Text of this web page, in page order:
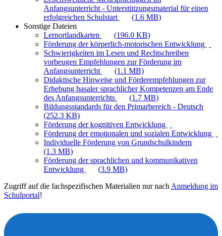
Anfangsunterricht - Unterstützungsmaterial für einen
erfolgreichen Schulstart
(1.6 MB)
Sonstige Dateien
Lernortlandkarten
(196.0 KB)
Förderung der körperlich-motorischen Entwicklung
Schwierigkeiten im Lesen und Rechtschreiben
vorbeugen Empfehlungen zur Förderung im
Anfangsunterricht
(1.1 MB)
Didaktische Hinweise und Förderempfehlungen zur
Erhebung basaler sprachlicher Kompetenzen am Ende
des Anfangsunterrichts
(1.7 MB)
Bildungsstandards für den Primarbereich - Deutsch
(252.3 KB)
Förderung der kognitiven Entwicklung
Förderung der emotionalen und sozialen Entwicklung
Individuelle Förderung von Grundschulkindern
(1.3 MB)
Förderung der sprachlichen und kommunikativen
Entwicklung
(3.9 MB)
Zugriff auf die fachspezifischen Materialien nur nach Anmeldung im
Schulportal!